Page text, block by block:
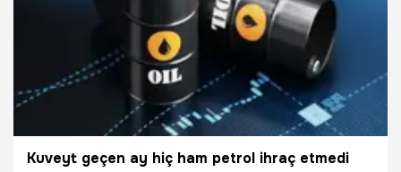
Kuveyt geçen ay hiç ham petrol ihraç etmedi